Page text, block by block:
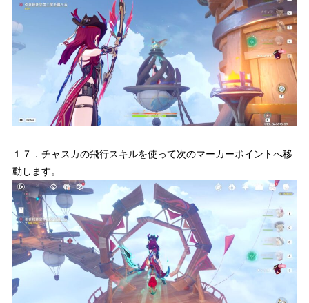
１７．チャスカの飛行スキルを使って次のマーカーポイントへ移
動します。